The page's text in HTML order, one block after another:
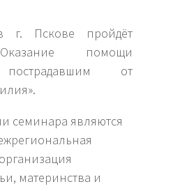
г. Пскове пройдёт
помощи
от
семинара являются
материнства и